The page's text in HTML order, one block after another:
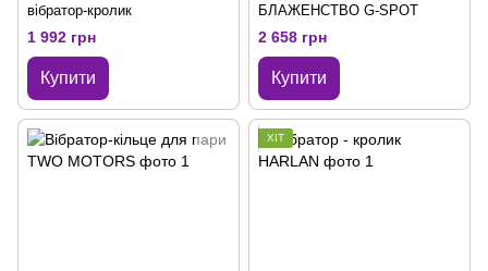
вібратор-кролик
1 992 грн
Купити
БЛАЖЕНСТВО G-SPOT
2 658 грн
Купити
ХІТ